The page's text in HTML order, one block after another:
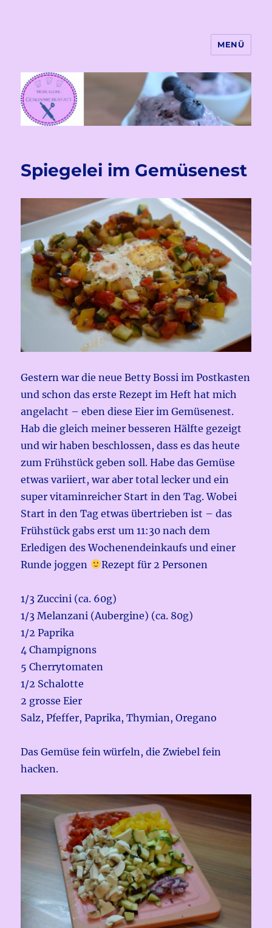
Meine kleine Genusswekstatt
MENÜ
Spiegelei im Gemüsenest
Gestern war die neue Betty Bossi im Postkasten
und schon das erste Rezept im Heft hat mich
angelacht – eben diese Eier im Gemüsenest.
Hab die gleich meiner besseren Hälfte gezeigt
und wir haben beschlossen, dass es das heute
zum Frühstück geben soll. Habe das Gemüse
etwas variiert, war aber total lecker und ein
super vitaminreicher Start in den Tag. Wobei
Start in den Tag etwas übertrieben ist – das
Frühstück gabs erst um 11:30 nach dem
Erledigen des Wochenendeinkaufs und einer
Runde joggen
Rezept für 2 Personen
1/3 Zuccini (ca. 60g)
1/3 Melanzani (Aubergine) (ca. 80g)
1/2 Paprika
4 Champignons
5 Cherrytomaten
1/2 Schalotte
2 grosse Eier
Salz, Pfeffer, Paprika, Thymian, Oregano
Das Gemüse fein würfeln, die Zwiebel fein
hacken.